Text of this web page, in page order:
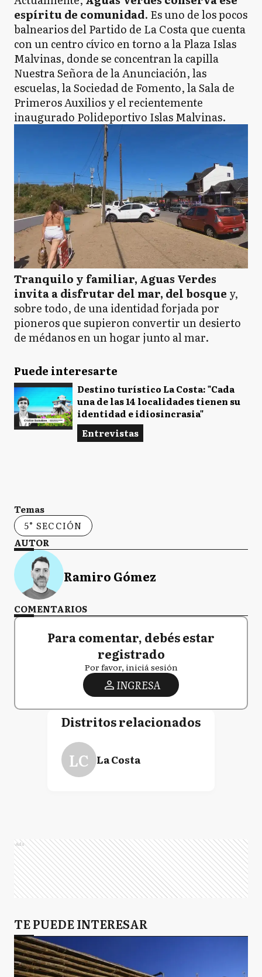
espíritu de comunidad. Es uno de los pocos
balnearios del Partido de La Costa que cuenta
con un centro cívico en torno a la Plaza Islas
Malvinas, donde se concentran la capilla
Nuestra Señora de la Anunciación, las
escuelas, la Sociedad de Fomento, la Sala de
Primeros Auxilios y el recientemente
inaugurado Polideportivo Islas Malvinas.
Tranquilo y familiar, Aguas Verdes
invita a disfrutar del mar, del bosque y,
sobre todo, de una identidad forjada por
pioneros que supieron convertir un desierto
de médanos en un hogar junto al mar.
Puede interesarte
Destino turístico La Costa: "Cada
una de las 14 localidades tienen su
identidad e idiosincrasia"
Entrevistas
Temas
5° SECCIÓN
AUTOR
Ramiro Gómez
COMENTARIOS
Para comentar, debés estar
registrado
Por favor, iniciá sesión
INGRESA
Distritos relacionados
LC La Costa
Ads
TE PUEDE INTERESAR